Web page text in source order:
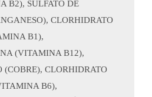
B2), SULFATO DE
CLORHIDRATO
B1),
(VITAMINA B12),
(COBRE), CLORHIDRATO
B6),